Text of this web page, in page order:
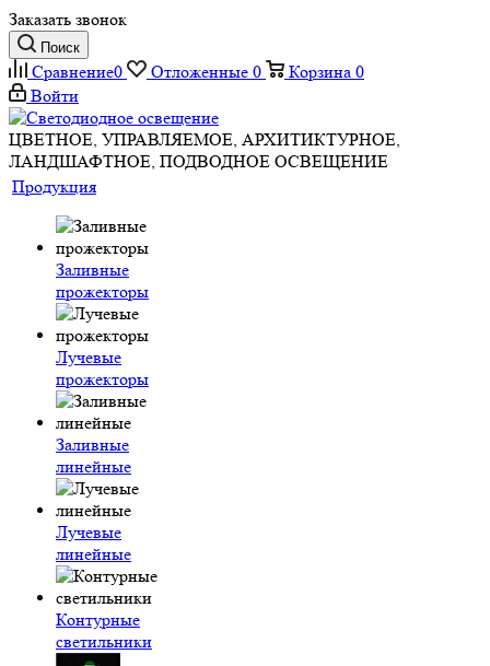
Заказать звонок
Поиск
Сравнение0 Отложенные 0 Корзина 0
Войти
ЦВЕТНОЕ, УПРАВЛЯЕМОЕ, АРХИТИКТУРНОЕ,
ЛАНДШАФТНОЕ, ПОДВОДНОЕ ОСВЕЩЕНИЕ
Продукция
Заливные
прожекторы
Лучевые
прожекторы
Заливные
линейные
Лучевые
линейные
Контурные
светильники